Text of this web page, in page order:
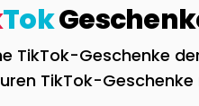
Tok
TikTok-Geschenke
TikTok-